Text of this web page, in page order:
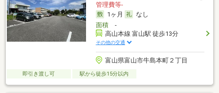
管理費等-
1ヶ月
なし
面積-
高山本線 富山駅 徒歩13分
その他の交通
富山県富山市牛島本町２丁目
即引き渡し可 駅から徒歩15分以内